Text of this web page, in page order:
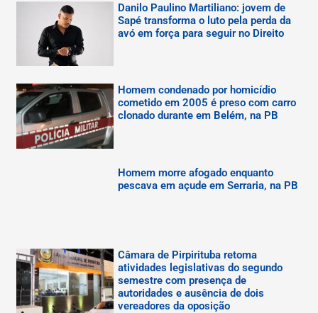
Danilo Paulino Martiliano: jovem de
Sapé transforma o luto pela perda da
avó em força para seguir no Direito
Homem condenado por homicídio
cometido em 2005 é preso com carro
clonado durante em Belém, na PB
Homem morre afogado enquanto
pescava em açude em Serraria, na PB
Câmara de Pirpirituba retoma
atividades legislativas do segundo
semestre com presença de
autoridades e ausência de dois
vereadores da oposição